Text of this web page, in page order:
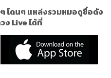
โดนๆ แหล่งรวมหมอดูชื่อดัง
ง Live ได้ที่